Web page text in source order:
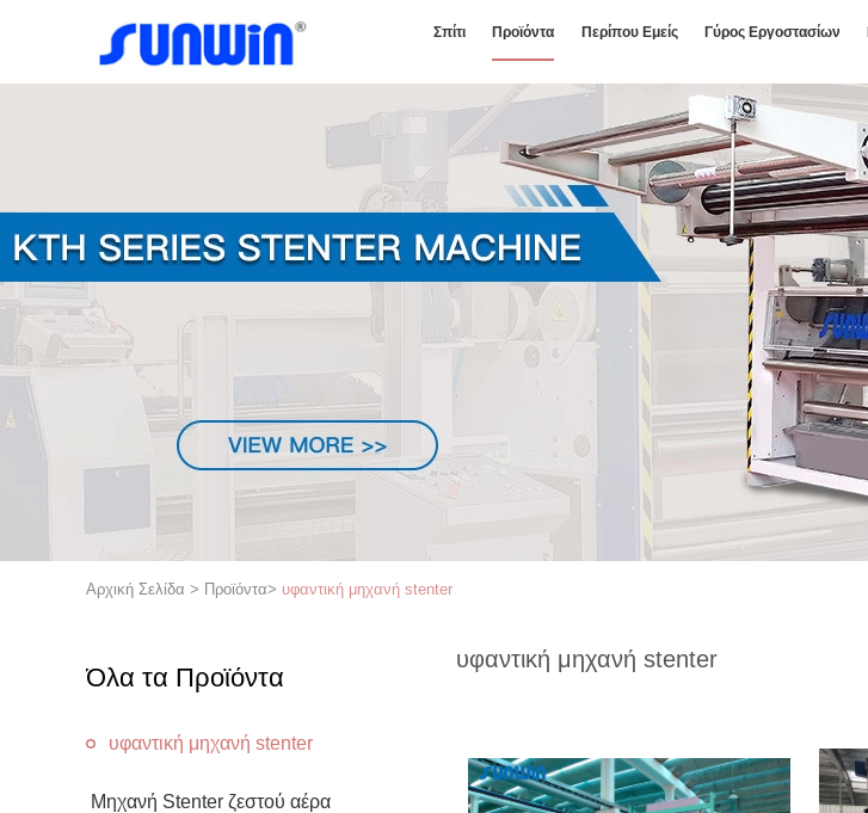
Σπίτι Προϊόντα Περίπου Εμείς Γύρος Εργοστασίων
Αρχική Σελίδα > Προϊόντα> υφαντική μηχανή stenter
Όλα τα Προϊόντα
υφαντική μηχανή stenter
Μηχανή Stenter ζεστού αέρα
υφαντική μηχανή stenter